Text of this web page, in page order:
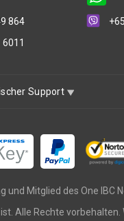
864
6011
Support
Mitglied des One IBC
Alle Rechte